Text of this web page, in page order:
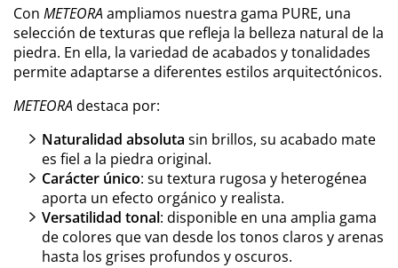
Con METEORAampliamos nuestra gama PURE, una
selección de texturas que refleja la belleza natural de la
piedra. En ella, la variedad de acabados y tonalidades
permite adaptarse a diferentes estilos arquitectónicos.
METEORAdestaca por:
Naturalidad absoluta sin brillos, su acabado mate
es fiel a la piedra original.
Carácter único: su textura rugosa y heterogénea
aporta un efecto orgánico y realista.
Versatilidad tonal: disponible en una amplia gama
de colores que van desde los tonos claros y arenas
hasta los grises profundos y oscuros.